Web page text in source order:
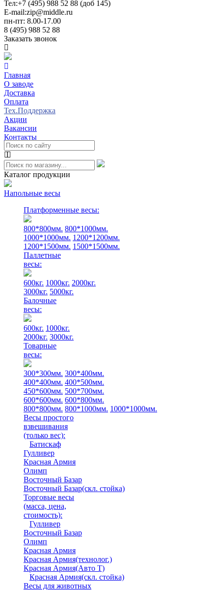
Тел:+7 (495) 988 52 88 (доб 145)
E-mail:zip@middle.ru
пн-пт: 8.00-17.00
8 (495) 988 52 88
Заказать звонок
Главная
О заводе
Доставка
Оплата
Тех.Поддержка
Акции
Вакансии
Контакты
Каталог продукции
Напольные весы
Платформенные весы:
800*800мм. 800*1000мм.
1000*1000мм. 1200*1200мм.
1200*1500мм. 1500*1500мм.
Паллетные
весы:
600кг. 1000кг. 2000кг.
3000кг. 5000кг.
Балочные
весы:
600кг. 1000кг.
2000кг. 3000кг.
Товарные
весы:
300*300мм. 300*400мм.
400*400мм. 400*500мм.
450*600мм. 500*700мм.
600*600мм. 600*800мм.
800*800мм. 800*1000мм. 1000*1000мм.
Весы простого
взвешивания
(только вес):
Батискаф
Гулливер
Красная Армия
Олимп
Восточный Базар
Восточный Базар(скл. стойка)
Торговые весы
(масса, цена,
стоимость):
Гулливер
Восточный Базар
Олимп
Красная Армия
Красная Армия(технолог.)
Красная Армия(Авто Т)
Красная Армия(скл. стойка)
Весы для животных